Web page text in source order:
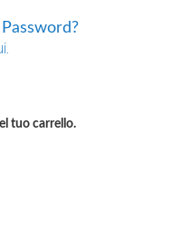
tuo carrello.